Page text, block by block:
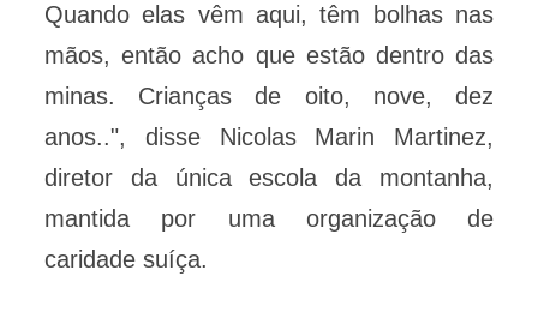
Quando elas vêm aqui, têm bolhas nas
mãos, então acho que estão dentro das
minas. Crianças de oito, nove, dez
anos..", disse Nicolas Marin Martinez,
diretor da única escola da montanha,
mantida por uma organização de
caridade suíça.